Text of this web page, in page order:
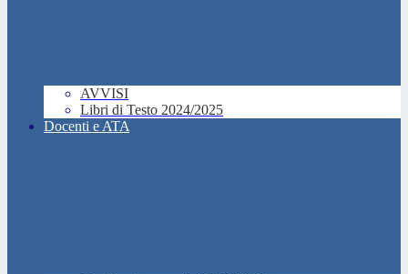
AVVISI
Libri di Testo 2024/2025
Docenti e ATA